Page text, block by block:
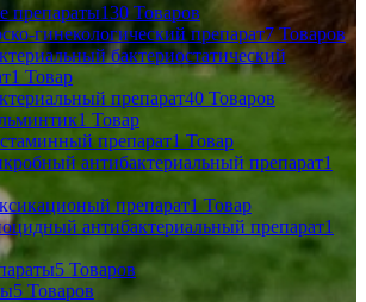
препараты130 Товаров
гинекологический препарат7 Товаров
бактериостатический
1 Товар
препарат40 Товаров
1 Товар
препарат1 Товар
антибактериальный препарат1
препарат1 Товар
антибактериальный препарат1
5 Товаров
5 Товаров